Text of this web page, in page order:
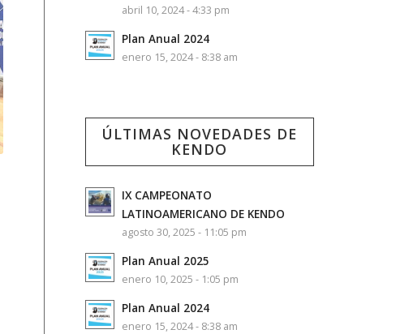
abril 10, 2024 - 4:33 pm
Plan Anual 2024
enero 15, 2024 - 8:38 am
ÚLTIMAS NOVEDADES DE
KENDO
IX CAMPEONATO
LATINOAMERICANO DE KENDO
agosto 30, 2025 - 11:05 pm
Plan Anual 2025
enero 10, 2025 - 1:05 pm
Plan Anual 2024
enero 15, 2024 - 8:38 am